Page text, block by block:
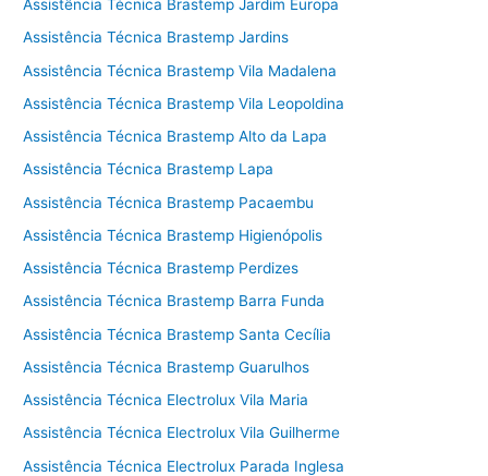
Assistência Técnica Brastemp Jardim Europa
Assistência Técnica Brastemp Jardins
Assistência Técnica Brastemp Vila Madalena
Assistência Técnica Brastemp Vila Leopoldina
Assistência Técnica Brastemp Alto da Lapa
Assistência Técnica Brastemp Lapa
Assistência Técnica Brastemp Pacaembu
Assistência Técnica Brastemp Higienópolis
Assistência Técnica Brastemp Perdizes
Assistência Técnica Brastemp Barra Funda
Assistência Técnica Brastemp Santa Cecília
Assistência Técnica Brastemp Guarulhos
Assistência Técnica Electrolux Vila Maria
Assistência Técnica Electrolux Vila Guilherme
Assistência Técnica Electrolux Parada Inglesa